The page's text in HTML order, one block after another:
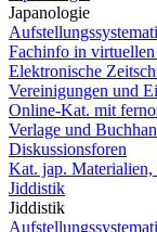
Japanologie
Fachinfo in
Elektronische
Vereinigungen und
Online-Kat. mit
Verlage und
Diskussionsforen
Kat. jap.
Jiddistik
Jiddistik